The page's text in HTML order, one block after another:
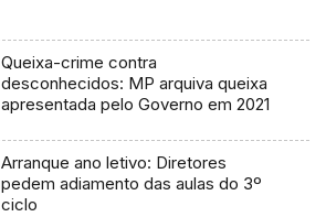
Queixa-crime contra
desconhecidos: MP arquiva queixa
apresentada pelo Governo em 2021
Arranque ano letivo: Diretores
pedem adiamento das aulas do 3º
ciclo